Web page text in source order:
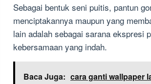
Sebagai bentuk seni puitis, pantun
menciptakannya maupun yang
lain adalah sebagai sarana ekspresi
kebersamaan yang indah.
Baca Juga: cara ganti wallpaper